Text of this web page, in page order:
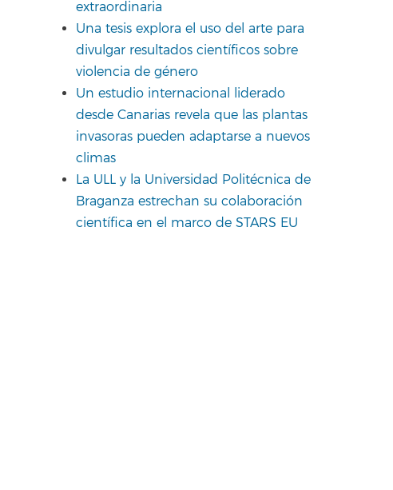
extraordinaria
Una tesis explora el uso del arte para
divulgar resultados científicos sobre
violencia de género
Un estudio internacional liderado
desde Canarias revela que las plantas
invasoras pueden adaptarse a nuevos
climas
La ULL y la Universidad Politécnica de
Braganza estrechan su colaboración
científica en el marco de STARS EU